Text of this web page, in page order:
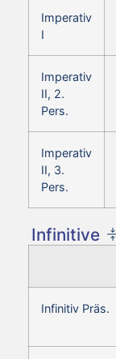
Imperativ
I
Imperativ
II, 2.
Pers.
Imperativ
II, 3.
Pers.
Infinitive
Infinitiv Präs.